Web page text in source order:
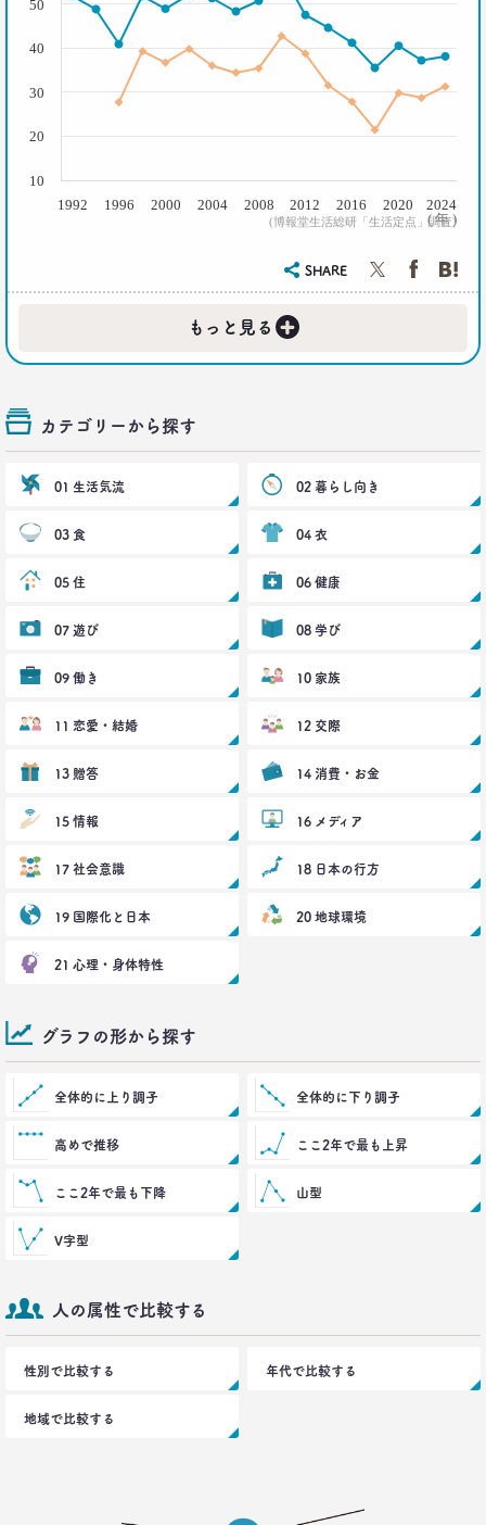
家族の誕生日祝い、大躍進！
博報堂 こそだて家族研究所
上席研究員
脇田英津子
2016.10.27
費｣
博報堂 新しい大人文化研究所
「何を見ているのか言ってごらんなさい。あなたが
どんな人だか言ってみせましょう」
博報堂ＤＹメディアパートナーズ メディア環境研究所 主席研究員
( 年 )
(博報堂生活総研「生活定点」調査)
1992 1996 2000 2004 2008 2012 2016 2020 2024
30
40
50
10
20
SHARE
もっと見る +
カテゴリーから探す
01 生活気流 02 暮らし向き
03 食 04 衣
05 住 06 健康
07 遊び 08 学び
09 働き 10 家族
11 恋愛・結婚 12 交際
13 贈答 14 消費・お金
15 情報 16 メディア
17 社会意識 18 日本の行方
19 国際化と日本 20 地球環境
21 心理・身体特性
グラフの形から探す
全体的に上り調子 全体的に下り調子
高めで推移 ここ2年で最も上昇
ここ2年で最も下降 山型
V字型
人の属性で比較する
性別で比較する 年代で比較する
地域で比較する